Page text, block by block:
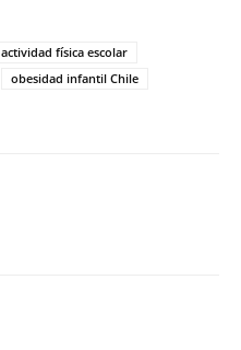
actividad física escolar
obesidad infantil Chile